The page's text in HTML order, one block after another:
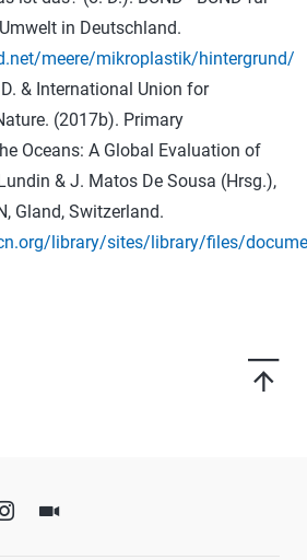
in Deutschland.
meere/mikroplastik/hintergrund/
& International Union for
(2017b). Primary
Oceans: A Global Evaluation of
& J. Matos De Sousa (Hrsg.),
Gland, Switzerland.
library/sites/library/files/